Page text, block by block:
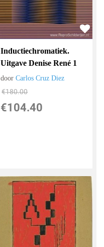
Inductiechromatiek.
Uitgave Denise René 1
doorCarlos Cruz Diez
€180.00
€104.40